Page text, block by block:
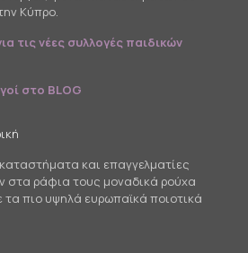
Κύπρο.
τις νέες συλλογές παιδικών
στο BLOG
και επαγγελματίες
στα ράφια τους μοναδικά ρούχα
πιο υψηλά ευρωπαϊκά ποιοτικά